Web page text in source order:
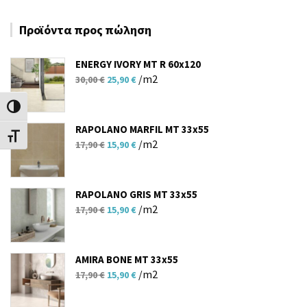
Εναλλαγή Υψηλής Αντίθεσης
Εναλλαγή Μεγέθους Γραμμάτων
Προϊόντα προς πώληση
ENERGY IVORY MT R 60x120
30,00€ Original
30,00 €.
25,90€Η
είναι:
25,90 €.
/m2
RAPOLANO MARFIL MT 33x55
17,90€ Original
17,90 €.
15,90€Η
είναι:
15,90 €.
/m2
RAPOLANO GRIS MT 33x55
17,90€ Original
17,90 €.
15,90€Η
είναι:
15,90 €.
/m2
AMIRA BONE MT 33x55
17,90€ Original
15,90€Η/m2